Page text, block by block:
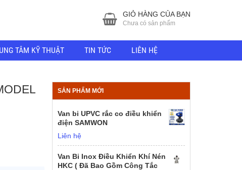
GIỎ HÀNG CỦA BẠN
Chưa có sản phẩm
TÂM KỸ THUẬT TIN TỨC LIÊN HỆ
SẢN PHẨM MỚI
Van bi UPVC rắc co điều khiển
điện SAMWON
Liên hệ
Van Bi Inox Điều Khiển Khí Nén
HKC ( Đã Bao Gồm Công Tắc